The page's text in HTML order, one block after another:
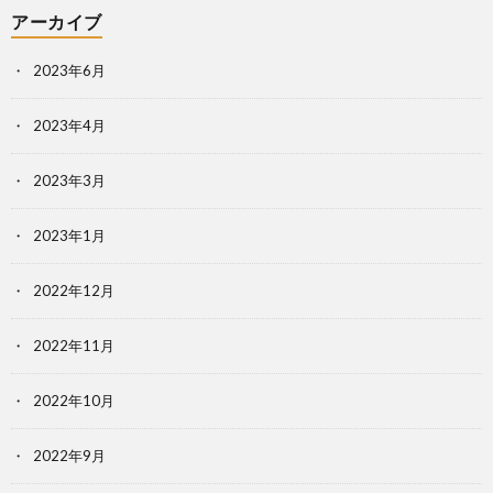
アーカイブ
2023年6月
2023年4月
2023年3月
2023年1月
2022年12月
2022年11月
2022年10月
2022年9月